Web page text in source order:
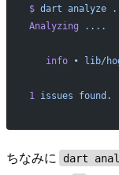
$ dart analyze .
Analyzing ....
   info
• lib/
1 issues found.
ちなみに dart